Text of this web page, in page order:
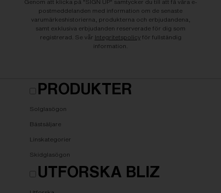
Genom att klicka på "SIGN UP" samtycker du till att få våra e-
postmeddelanden med information om de senaste
varumärkeshistorierna, produkterna och erbjudandena,
samt exklusiva erbjudanden reserverade för dig som
registrerad. Se vår Integritetspolicyför fullständig
information.
PRODUKTER
Solglasögon
Bästsäljare
Linskategorier
Skidglasögon
UTFORSKA BLIZ